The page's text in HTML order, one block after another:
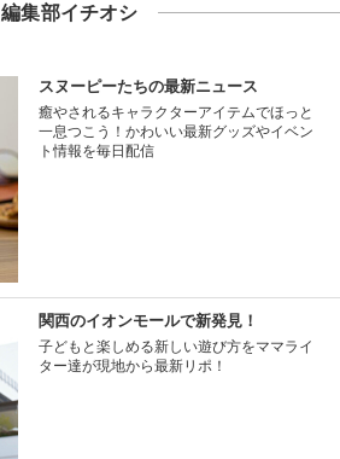
編集部イチオシ
スヌーピーたちの最新ニュース
癒やされるキャラクターアイテムでほっと
一息つこう！かわいい最新グッズやイベン
ト情報を毎日配信
関西のイオンモールで新発見！
子どもと楽しめる新しい遊び方をママライ
ター達が現地から最新リポ！